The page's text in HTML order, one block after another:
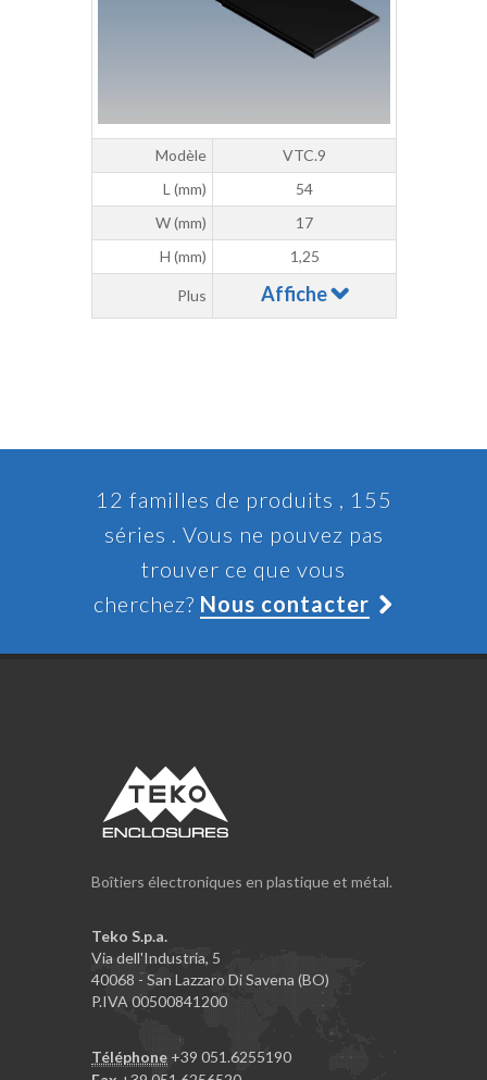
Modèle
VTC.9
L (mm)
54
W (mm)
17
H (mm)
1,25
Plus Affiche
12 familles de produits , 155
séries . Vous ne pouvez pas
trouver ce que vous
cherchez? Nous contacter
Boîtiers électroniques en plastique et métal.
Teko S.p.a.
Via dell'Industria, 5
40068 - San Lazzaro Di Savena (BO)
P.IVA 00500841200
Téléphone +39 051.6255190